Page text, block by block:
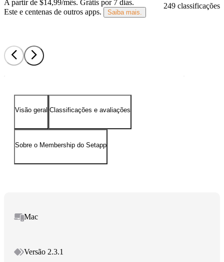
249 classificações
A partir de $14,99/mês. Grátis por 7 dias.
Este e centenas de outros apps.
Saiba mais.
Visão geral Classificações e avaliações
Sobre o Membership do Setapp
Mac
Versão 2.3.1